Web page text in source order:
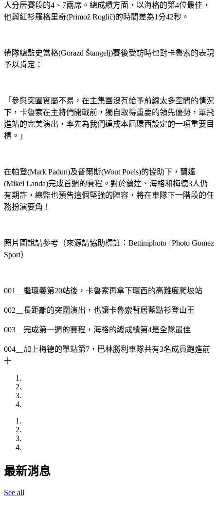
人分居賽段的4、7兩席。總成績方面，以海格的第4位最佳，
他與紅衫羅格里奇(Primož Roglič)的時間差為1分42秒。
帶隊總監史當格(Gorazd Štangelj)賽後受訪時也對卡魯索的表現
予以肯定：
「參與突圍實屬不易，在主集團沒有給予前線太多空間的情況
下，卡魯索在主將們開戰前，獨自取得重要的領先優勢，單飛
進站的完美演出，率先為我們達成本屆環西設定的一項重要目
標。」
在帕登(Mark Padun)及普爾斯(Wout Poels)的協助下，蘭達
(Mikel Landa)完成首週的賽程。對於蘭達、海格和梅德3人仍
有期許，總監也預告這個堅強的陣容，將在車隊下一階段的任
務扮演要角！
照片圖說請參考（來源請協助標註：Bettiniphoto | Photo Gomez
Sport）
001＿繼環義第20站後，卡魯索再拿下環西的高難度爬坡站
002＿長距離的突圍演出，也讓卡魯索暫居藍點衫登山王
003＿完成第一週的賽程，海格的總成績第4是全隊最佳
004＿加上梅德的單站第7，巴林勝利車隊共有3名成員跑進前
十
最新消息
See all